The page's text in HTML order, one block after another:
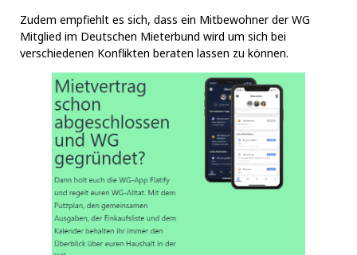
Zudem empfiehlt es sich, dass ein Mitbewohner der WG
Mitglied im Deutschen Mieterbund wird um sich bei
verschiedenen Konflikten beraten lassen zu können.